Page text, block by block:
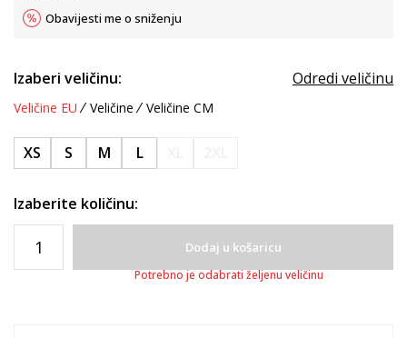
Obavijesti me o sniženju
Izaberi veličinu: Odredi veličinu
Veličine EU Veličine Veličine CM
XS S M L
Izaberite količinu:
Dodaj u košaricu
Potrebno je odabrati željenu veličinu